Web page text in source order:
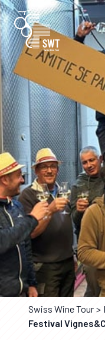
Swiss Wine Tour
Festival